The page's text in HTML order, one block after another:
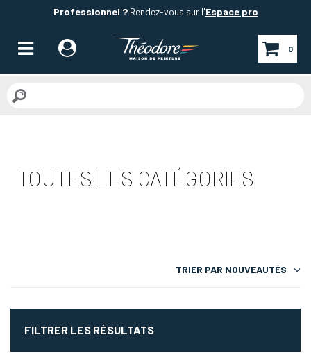
Professionnel ?Rendez-vous sur l'Espace pro
0
TOUTES LES CATÉGORIES
TRIER PAR NOUVEAUTÉS
FILTRER LES RÉSULTATS